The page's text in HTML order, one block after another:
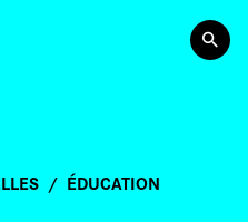
PRINCIPAL
ÉDUCATION